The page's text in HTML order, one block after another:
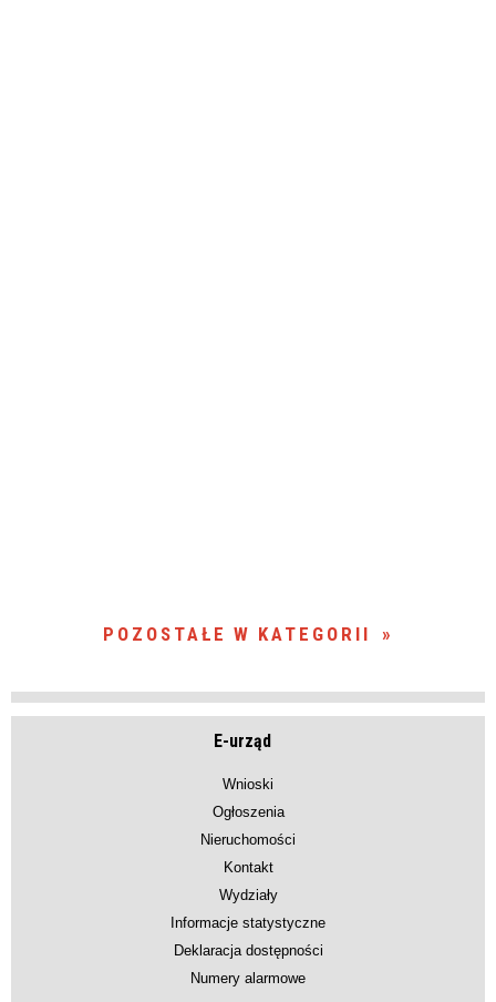
POZOSTAŁE W KATEGORII
E-urząd
Wnioski
Ogłoszenia
Nieruchomości
Kontakt
Wydziały
Informacje statystyczne
Deklaracja dostępności
Numery alarmowe